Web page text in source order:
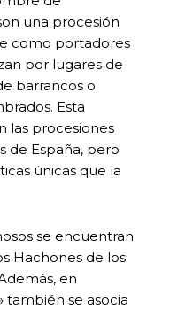
una procesión
como portadores
por lugares de
barrancos o
Esta
las procesiones
de España, pero
únicas que la
se encuentran
Hachones de los
en
también se asocia